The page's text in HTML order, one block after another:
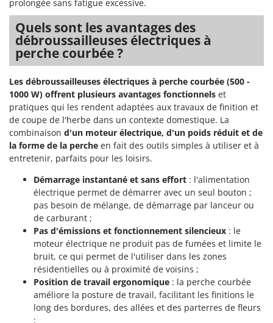
Soufreuses - Poudreuses pour tracteur
T
Taille-haies
Taille-haies à bras pour tracteur
Tarières
Tondeuses à Gazon
Tondeuses autoportées
Tondeuses débroussailleuses thermiques
Trancheuses
Transpalettes
Treuils de débardage
Tronçonneuses
Vêtements de Sécurité
Vibroculteurs à tracteur
Kemper
Keter
KitchenAid
Komo
L
Laica
Lampacrescia - MGM
Landxcape
LAR Casalinghi
Lavor
Linea VZ
Lisam
Lotusgrill
M.A.I.BO.
Macom
Macte Ovens
Makita
prolongée sans fatigue excessive.
Quels sont les avantages des
débroussailleuses électriques à
perche courbée ?
Les débroussailleuses électriques à perche courbée (500 -
1000 W) offrent plusieurs avantages fonctionnels et
pratiques qui les rendent adaptées aux travaux de finition et
de coupe de l'herbe dans un contexte domestique. La
combinaison d'un moteur électrique, d'un poids réduit et de
la forme de la perche en fait des outils simples à utiliser et à
entretenir, parfaits pour les loisirs.
Démarrage instantané et sans effort : l'alimentation
électrique permet de démarrer avec un seul bouton ;
pas besoin de mélange, de démarrage par lanceur ou
de carburant ;
Pas d'émissions et fonctionnement silencieux : le
moteur électrique ne produit pas de fumées et limite le
bruit, ce qui permet de l'utiliser dans les zones
résidentielles ou à proximité de voisins ;
Position de travail ergonomique : la perche courbée
améliore la posture de travail, facilitant les finitions le
long des bordures, des allées et des parterres de fleurs
;